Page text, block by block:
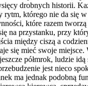
drobnych historii.
rytm, którego nie da się
które razem
na przystanku, przy
między ciszą a
się mieć swoje
półmrok, ludzie
jest nieco
ma jednak podobną